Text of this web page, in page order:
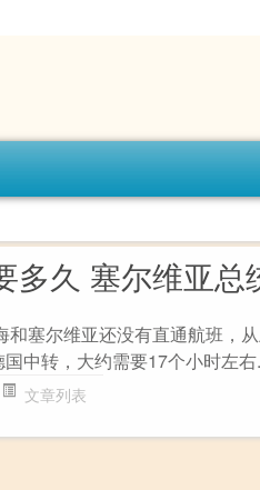
多久 塞尔维亚总
塞尔维亚还没有直通航班，
中转，大约需要17个小时左右
文章列表